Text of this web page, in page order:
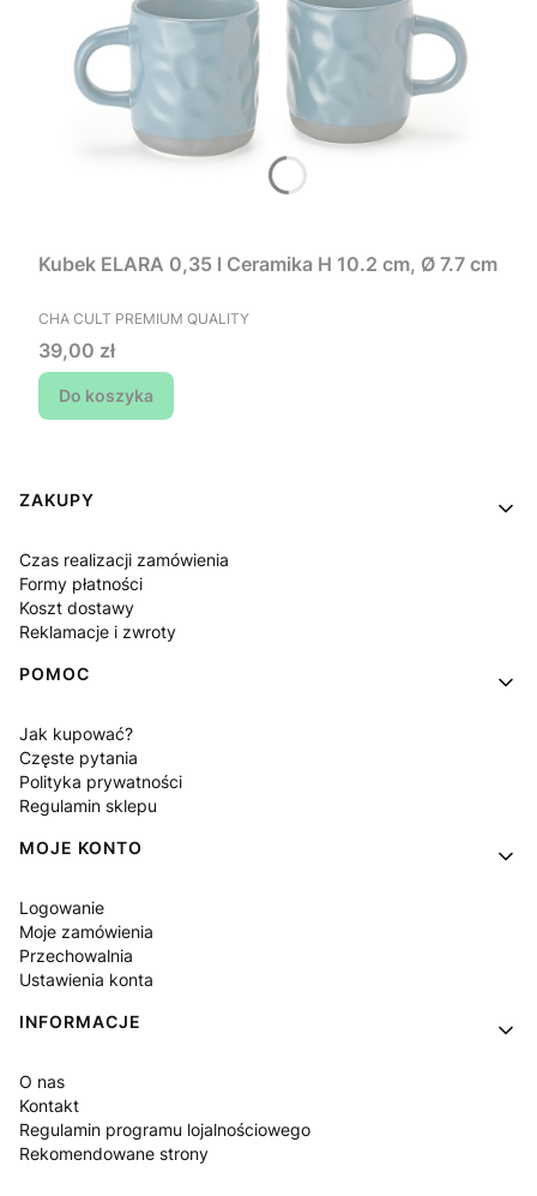
Kubek ELARA 0,35 l Ceramika H 10.2 cm, Ø 7.7 cm
PRODUCENT
CHA CULT PREMIUM QUALITY
Cena
39,00 zł
Do koszyka
Linki w stopce
ZAKUPY
Czas realizacji zamówienia
Formy płatności
Koszt dostawy
Reklamacje i zwroty
POMOC
Jak kupować?
Częste pytania
Polityka prywatności
Regulamin sklepu
MOJE KONTO
Logowanie
Moje zamówienia
Przechowalnia
Ustawienia konta
INFORMACJE
O nas
Kontakt
Regulamin programu lojalnościowego
Rekomendowane strony